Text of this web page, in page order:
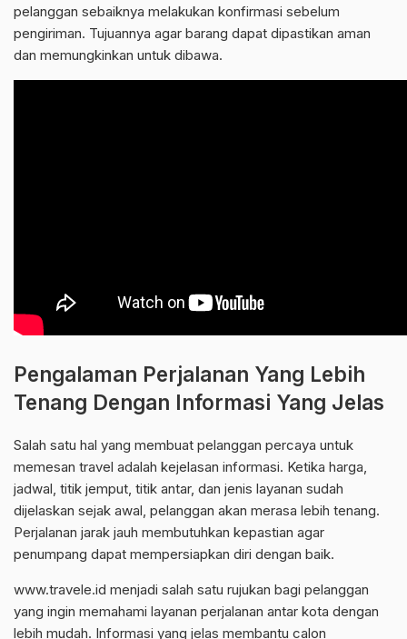
pelanggan sebaiknya melakukan konfirmasi sebelum
pengiriman. Tujuannya agar barang dapat dipastikan aman
dan memungkinkan untuk dibawa.
Pengalaman Perjalanan Yang Lebih
Tenang Dengan Informasi Yang Jelas
Salah satu hal yang membuat pelanggan percaya untuk
memesan travel adalah kejelasan informasi. Ketika harga,
jadwal, titik jemput, titik antar, dan jenis layanan sudah
dijelaskan sejak awal, pelanggan akan merasa lebih tenang.
Perjalanan jarak jauh membutuhkan kepastian agar
penumpang dapat mempersiapkan diri dengan baik.
www.travele.id menjadi salah satu rujukan bagi pelanggan
yang ingin memahami layanan perjalanan antar kota dengan
lebih mudah. Informasi yang jelas membantu calon